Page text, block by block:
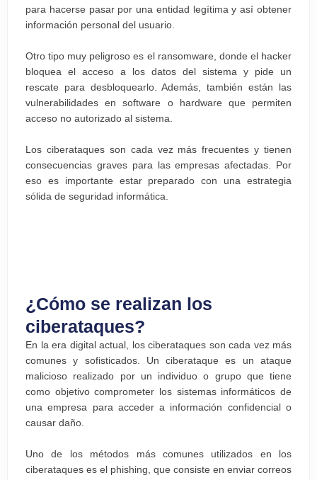
para hacerse pasar por una entidad legítima y así obtener
información personal del usuario.
Otro tipo muy peligroso es el ransomware, donde el hacker
bloquea el acceso a los datos del sistema y pide un
rescate para desbloquearlo. Además, también están las
vulnerabilidades en software o hardware que permiten
acceso no autorizado al sistema.
Los ciberataques son cada vez más frecuentes y tienen
consecuencias graves para las empresas afectadas. Por
eso es importante estar preparado con una estrategia
sólida de seguridad informática.
¿Cómo se realizan los
ciberataques?
En la era digital actual, los ciberataques son cada vez más
comunes y sofisticados. Un ciberataque es un ataque
malicioso realizado por un individuo o grupo que tiene
como objetivo comprometer los sistemas informáticos de
una empresa para acceder a información confidencial o
causar daño.
Uno de los métodos más comunes utilizados en los
ciberataques es el phishing, que consiste en enviar correos